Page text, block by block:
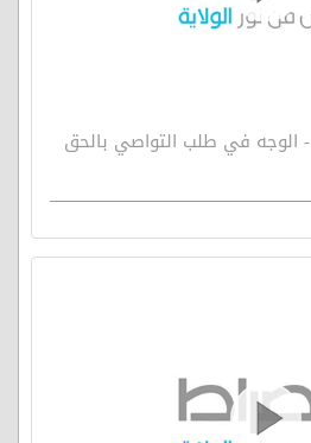
مصباح الهداية 274 - الوجه في طلب التواصي بالحق